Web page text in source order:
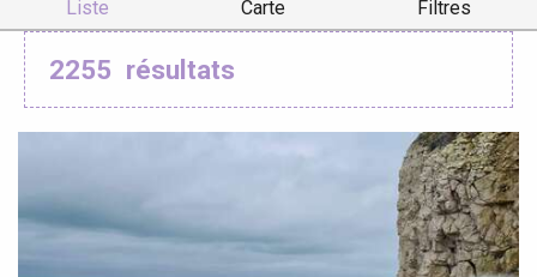
Liste Carte Filtres
2255 résultats